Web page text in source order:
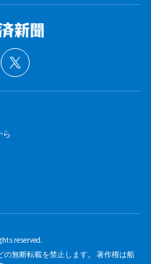
reserved.
無断転載を禁止します。 著作権は船